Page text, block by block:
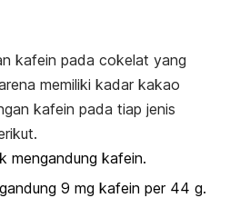
kafein pada cokelat yang
memiliki kadar kakao
kafein pada tiap jenis
mengandung kafein.
9 mg kafein per 44 g.